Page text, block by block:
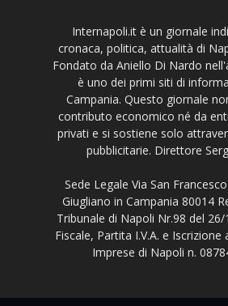
Internapoli.it è un giornale
cronaca, politica, attualità di
Fondato da Aniello Di Nardo
è uno dei primi siti di
Campania. Questo giornale
contributo economico né da
privati e si sostiene solo
pubblicitarie. Direttore
Sede Legale Via San
Giugliano in Campania 80014
Tribunale di Napoli Nr.98 del
Fiscale, Partita I.V.A. e Iscrizione
Imprese di Napoli n.